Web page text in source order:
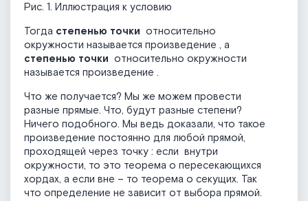
Рис. 1. Иллюстрация к условию
Тогда степенью точки относительно
окружности называется произведение , а
степенью точки относительно окружности
называется произведение .
Что же получается? Мы же можем провести
разные прямые. Что, будут разные степени?
Ничего подобного. Мы ведь доказали, что такое
произведение постоянно для любой прямой,
проходящей через точку : если внутри
окружности, то это теорема о пересекающихся
хордах, а если вне – то теорема о секущих. Так
что определение не зависит от выбора прямой.